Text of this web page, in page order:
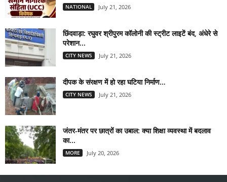
NATIONAL July 21, 2026
छिंदवाड़ा: रघुवर श्रीपुरम कॉलोनी की स्ट्रीट लाइटें बंद, अंधेरे से
परेशान...
CITY NEWS July 21, 2026
दीपक के संरक्षण में हो रहा घटिया निर्माण…
CITY NEWS July 21, 2026
जंतर-मंतर पर छात्रों का उबाल: क्या शिक्षा व्यवस्था में बदलाव
का...
MORE July 20, 2026